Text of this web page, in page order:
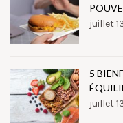
juillet
5
juillet